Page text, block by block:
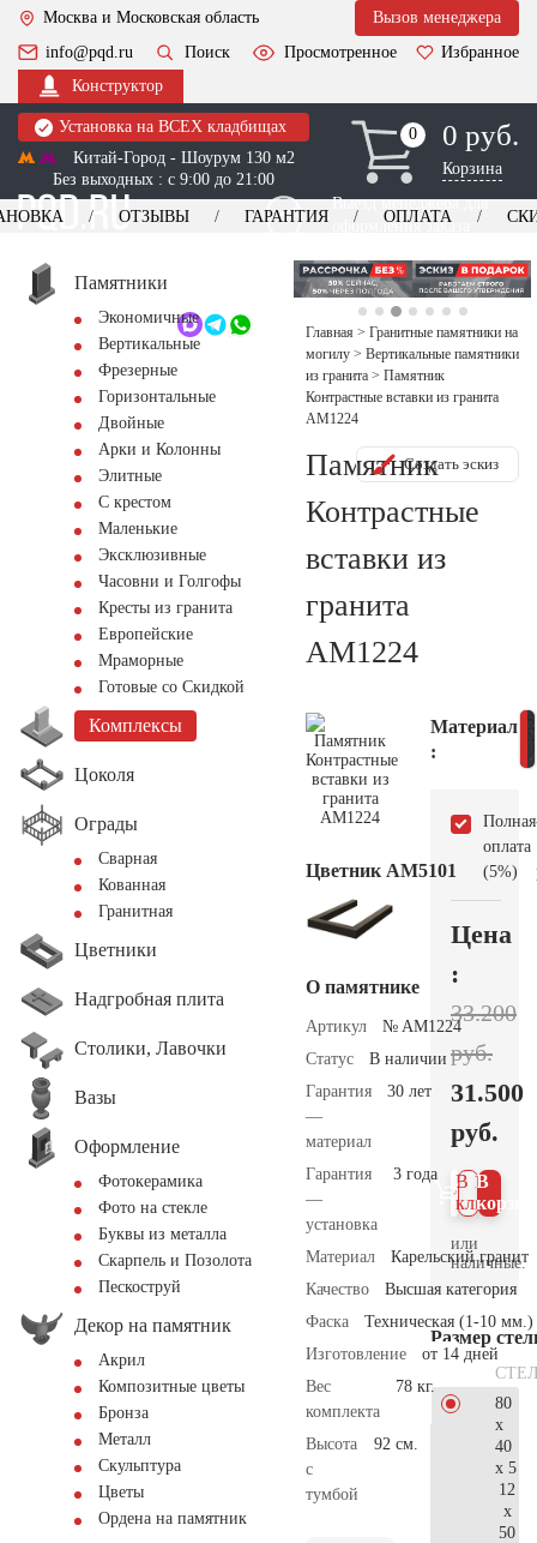
Москва и Московская область
Вызов менеджера
info@pqd.ru
Поиск Просмотренное
Избранное
Конструктор
Установка на ВСЕХ кладбищах
Китай-Город - Шоурум 130 м2
Без выходных : с 9:00 до 21:00
0
0 0 руб.
Корзина
Выезд менеджера для
оформления заказа
+7 (495) 518-44-23
Обратный звонок
ОТЗЫВЫ ГАРАНТИЯ ОПЛАТА
Памятники
Экономичные
Вертикальные
Фрезерные
Горизонтальные
Двойные
Арки и Колонны
Элитные
С крестом
Маленькие
Эксклюзивные
Часовни и Голгофы
Кресты из гранита
Европейские
Мраморные
Готовые со Скидкой
Комплексы
Цоколя
Ограды
Сварная
Кованная
Гранитная
Цветники
Надгробная плита
Столики, Лавочки
Вазы
Оформление
Фотокерамика
Фото на стекле
Буквы из металла
Скарпель и Позолота
Пескоструй
Декор на памятник
Акрил
Композитные цветы
Бронза
Металл
Скульптура
Цветы
Ордена на памятник
Главная > Гранитные памятники на
могилу > Вертикальные памятники
из гранита > Памятник
Контрастные вставки из гранита
AM1224
Памятник
Контрастные
вставки из
гранита
AM1224
Создать эскиз
Цветник АМ5101
О памятнике
Артикул
№ AM1224
Статус
В наличии
Гарантия
—
материал
30 лет
Гарантия
—
установка
3 года
Материал
Карельский гранит
Качество
Высшая категория
Фаска
Техническая (1-10 мм.)
Изготовление
от 14 дней
Вес
комплекта
78 кг.
Высота
с
тумбой
92 см.
Материал
:
Полная
оплата
(5%)
Цена
:
33.200
руб.
31.500
руб.
В
В 1
клик
или
наличные.
Размер
80
x
40
x 5
12
x
50